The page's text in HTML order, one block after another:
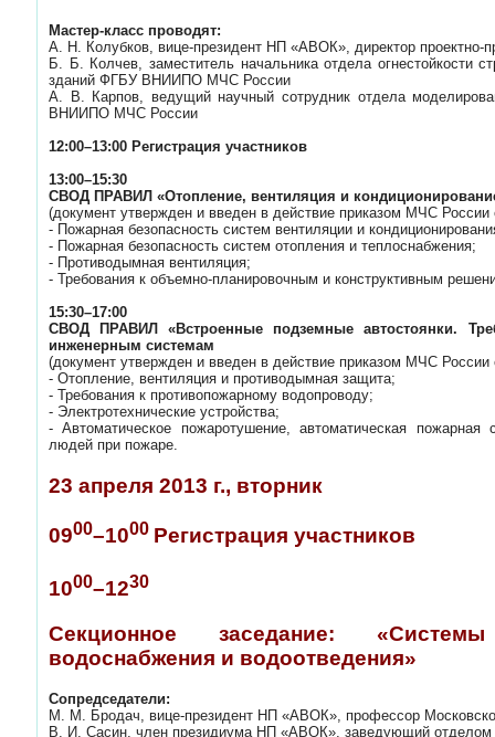
Мастер-класс проводят:
А. Н. Колубков, вице-президент НП «АВОК», директор проектно-
Б. Б. Колчев, заместитель начальника отдела огнестойкости
зданий ФГБУ ВНИИПО МЧС России
А. В. Карпов, ведущий научный сотрудник отдела
ВНИИПО МЧС России
12:00–13:00 Регистрация участников
13:00–15:30
СВОД ПРАВИЛ «Отопление, вентиляция и
(документ утвержден и введен в действие приказом МЧС
- Пожарная безопасность систем вентиляции и
- Пожарная безопасность систем отопления и теплоснабжения;
- Противодымная вентиляция;
- Требования к объемно-планировочным и конструктивным
15:30–17:00
СВОД ПРАВИЛ «Встроенные подземные автостоянки.
инженерным системам
(документ утвержден и введен в действие приказом МЧС
- Отопление, вентиляция и противодымная защита;
- Требования к противопожарному водопроводу;
- Электротехнические устройства;
- Автоматическое пожаротушение, автоматическая пожарная
людей при пожаре.
23 апреля 2013 г., вторник
0900–1000 Регистрация участников
1000–1230
Секционное заседание:
водоснабжения и водоотведения»
Сопредседатели:
М. М. Бродач, вице-президент НП «АВОК», профессор
В. И. Сасин, член президиума НП «АВОК», заведующий